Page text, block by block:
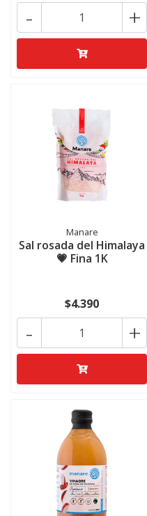
+
-
Manare
Sal rosada del Himalaya
💗 Fina 1K
$4.390
+
-